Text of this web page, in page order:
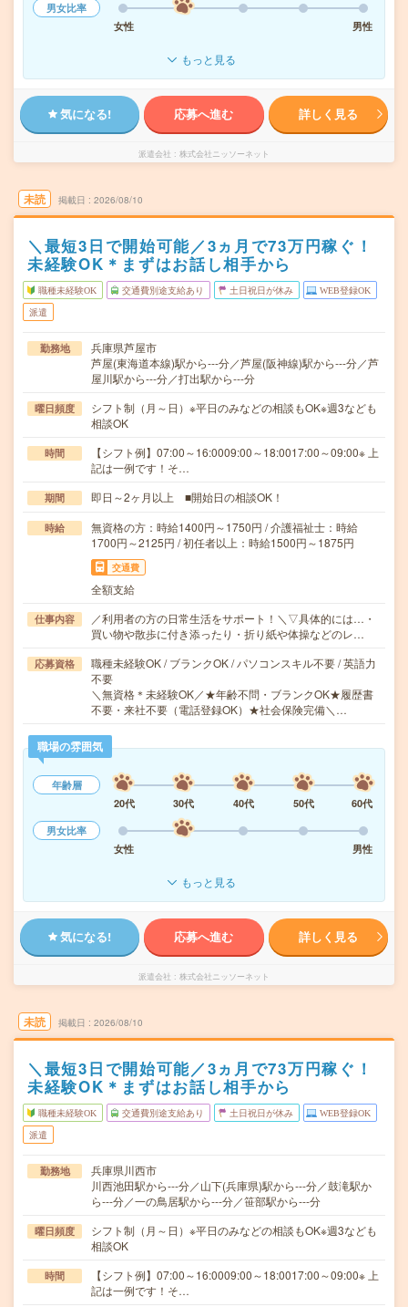
男女比率
女性
男性
もっと見る
気になる! 応募へ進む 詳しく見る
派遣会社 株式会社ニッソーネット
未読 掲載日 2026/08/10
＼最短3日で開始可能／3ヵ月で73万円稼ぐ！
未経験OK＊まずはお話し相手から
職種未経験OK 交通費別途支給あり 土日祝日が休み WEB登録OK
派遣
勤務地
兵庫県芦屋市
芦屋(東海道本線)駅から---分／芦屋(阪神線)駅から---分／芦
屋川駅から---分／打出駅から---分
曜日頻度
シフト制（月～日）※平日のみなどの相談もOK※週3なども
相談OK
時間
【シフト例】07:00～16:0009:00～18:0017:00～09:00※ 上
記は一例です！そ…
期間 即日～2ヶ月以上 ■開始日の相談OK！
時給
無資格の方：時給1400円～1750円 / 介護福祉士：時給
1700円～2125円 / 初任者以上：時給1500円～1875円
交通費
全額支給
仕事内容
／利用者の方の日常生活をサポート！＼▽具体的には…・
買い物や散歩に付き添ったり・折り紙や体操などのレ…
応募資格
職種未経験OK / ブランクOK / パソコンスキル不要 / 英語力
不要
＼無資格＊未経験OK／★年齢不問・ブランクOK★履歴書
不要・来社不要（電話登録OK）★社会保険完備＼…
職場の雰囲気
年齢層
20代
30代 40代 50代
60代
男女比率
女性
男性
もっと見る
気になる! 応募へ進む 詳しく見る
派遣会社 株式会社ニッソーネット
未読 掲載日 2026/08/10
＼最短3日で開始可能／3ヵ月で73万円稼ぐ！
未経験OK＊まずはお話し相手から
職種未経験OK 交通費別途支給あり 土日祝日が休み WEB登録OK
派遣
勤務地
兵庫県川西市
川西池田駅から---分／山下(兵庫県)駅から---分／鼓滝駅か
ら---分／一の鳥居駅から---分／笹部駅から---分
曜日頻度
シフト制（月～日）※平日のみなどの相談もOK※週3なども
相談OK
時間
【シフト例】07:00～16:0009:00～18:0017:00～09:00※ 上
記は一例です！そ…